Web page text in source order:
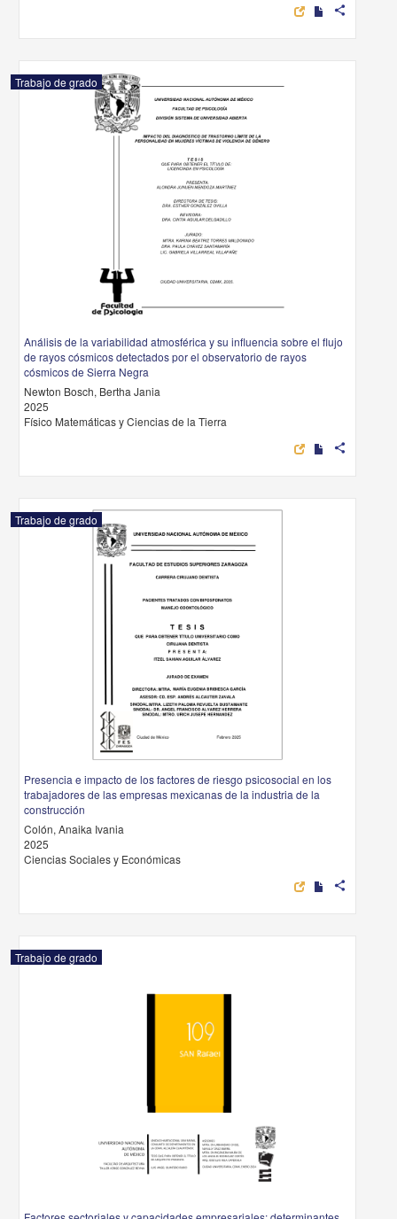
share
Trabajo de grado
Análisis de la variabilidad atmosférica y su influencia sobre el flujo
de rayos cósmicos detectados por el observatorio de rayos
cósmicos de Sierra Negra
Newton Bosch, Bertha Jania
2025
Físico Matemáticas y Ciencias de la Tierra
share
Trabajo de grado
Presencia e impacto de los factores de riesgo psicosocial en los
trabajadores de las empresas mexicanas de la industria de la
construcción
Colón, Anaika Ivania
2025
Ciencias Sociales y Económicas
share
Trabajo de grado